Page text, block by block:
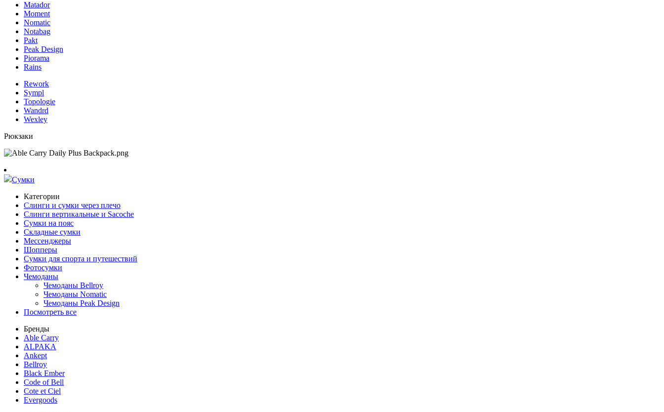
Matador
Moment
Nomatic
Notabag
Pakt
Peak Design
Piorama
Rains
Rework
Sympl
Topologie
Wandrd
Wexley
Рюкзаки
Сумки
Категории
Слинги и сумки через плечо
Слинги вертикальные и Sacoche
Сумки на пояс
Складные сумки
Мессенджеры
Шопперы
Сумки для спорта и путешествий
Фотосумки
Чемоданы
Чемоданы Bellroy
Чемоданы Nomatic
Чемоданы Peak Design
Посмотреть все
Бренды
Able Carry
ALPAKA
Ankept
Bellroy
Black Ember
Code of Bell
Cote et Ciel
Evergoods